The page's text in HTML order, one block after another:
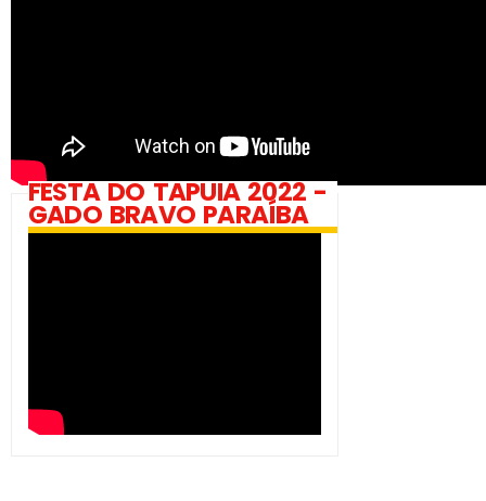
FESTA DO TAPUIA 2022 -
GADO BRAVO PARAÍBA